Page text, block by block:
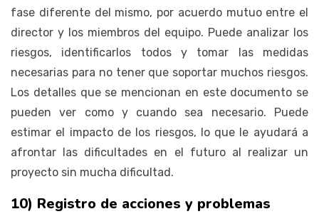
fase diferente del mismo, por acuerdo mutuo entre el
director y los miembros del equipo. Puede analizar los
riesgos, identificarlos todos y tomar las medidas
necesarias para no tener que soportar muchos riesgos.
Los detalles que se mencionan en este documento se
pueden ver como y cuando sea necesario. Puede
estimar el impacto de los riesgos, lo que le ayudará a
afrontar las dificultades en el futuro al realizar un
proyecto sin mucha dificultad.
10) Registro de acciones y problemas